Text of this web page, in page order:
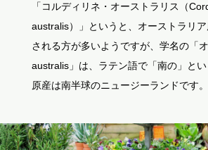
「コルディリネ・オーストラリス（
australis）」というと、オーストラリ
される方が多いようですが、学名の「
australis」は、ラテン語で「南の」とい
原産は南半球のニュージーランドです。